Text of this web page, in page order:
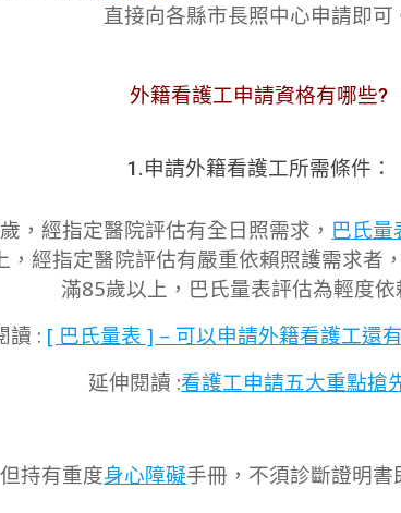
直接向各縣市長照中心申請即可
外籍看護工申請資格有哪些?
1.申請外籍看護工所需條件：
，經指定醫院評估有全日照需求， 巴氏量
，經指定醫院評估有嚴重依賴照護需求者
滿85歲以上，巴氏量表評估為輕度依
讀 : [ 巴氏量表 ] – 可以申請外籍看護工還
延伸閱讀 :看護工申請五大重點搶
但持有重度身心障礙手冊，不須診斷證明書